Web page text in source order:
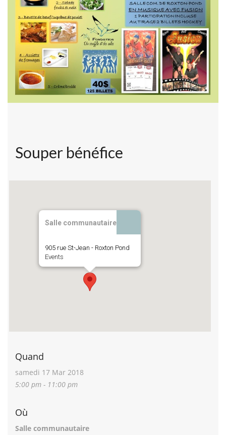
Souper bénéfice
Salle communautaire
905 rue St-Jean - Roxton Pond
Events
Quand
samedi 17 Mar 2018
5:00 pm - 11:00 pm
Où
Salle communautaire